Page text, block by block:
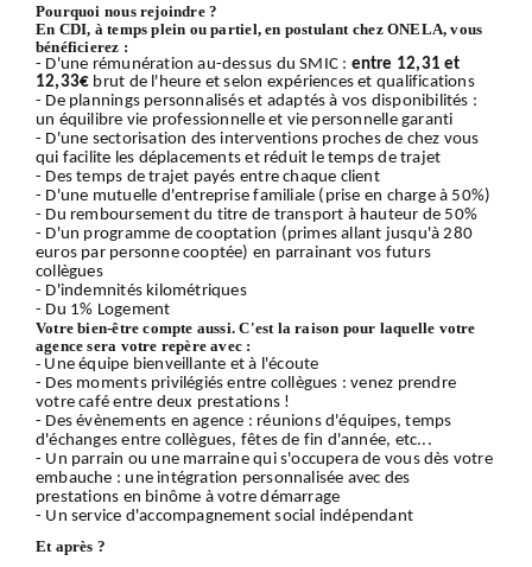
Pourquoi nous rejoindre ?
En CDI, à temps plein ou partiel, en postulant chez ONELA, vous
bénéficierez :
- D'une rémunération au-dessus du SMIC : entre 12,31 et
12,33€ brut de l'heure et selon expériences et qualifications
- De plannings personnalisés et adaptés à vos disponibilités :
un équilibre vie professionnelle et vie personnelle garanti
- D'une sectorisation des interventions proches de chez vous
qui facilite les déplacements et réduit le temps de trajet
- Des temps de trajet payés entre chaque client
- D'une mutuelle d'entreprise familiale (prise en charge à 50%)
- Du remboursement du titre de transport à hauteur de 50%
- D'un programme de cooptation (primes allant jusqu'à 280
euros par personne cooptée) en parrainant vos futurs
collègues
- D'indemnités kilométriques
- Du 1% Logement
Votre bien-être compte aussi. C'est la raison pour laquelle votre
agence sera votre repère avec :
- Une équipe bienveillante et à l'écoute
- Des moments privilégiés entre collègues : venez prendre
votre café entre deux prestations !
- Des évènements en agence : réunions d'équipes, temps
d'échanges entre collègues, fêtes de fin d'année, etc...
- Un parrain ou une marraine qui s'occupera de vous dès votre
embauche : une intégration personnalisée avec des
prestations en binôme à votre démarrage
- Un service d'accompagnement social indépendant
Et après ?